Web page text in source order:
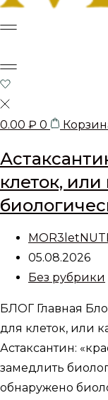
0.00 ₽ 0
клеток,
Автор
записи:
Запись
опубликована:
05.08.2026
Рубрика
Без рубрики
БЛОГ Главная
для клеток, или
Астаксантин:
замедлить
обнаружено